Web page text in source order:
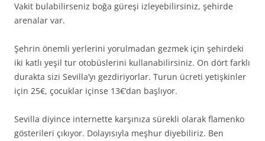
Vakit bulabilirseniz boğa güreşi izleyebilirsiniz, şehirde
arenalar var.
Şehrin önemli yerlerini yorulmadan gezmek için şehirdeki
iki katlı yeşil tur otobüslerini kullanabilirsiniz. On dört farklı
durakta sizi Sevilla’yı gezdiriyorlar. Turun ücreti yetişkinler
için 25€, çocuklar içinse 13€’dan başlıyor.
Sevilla diyince internette karşınıza sürekli olarak flamenko
gösterileri çıkıyor. Dolayısıyla meşhur diyebiliriz. Ben